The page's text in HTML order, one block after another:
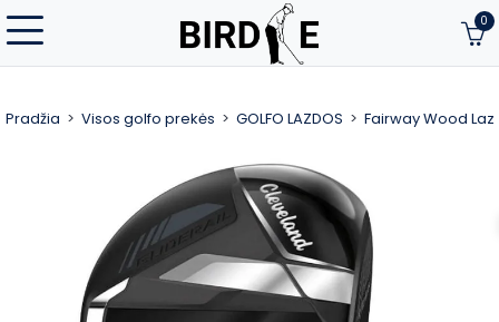
0
Pradžia Visos golfo prekės GOLFO LAZDOS Fairway Wood